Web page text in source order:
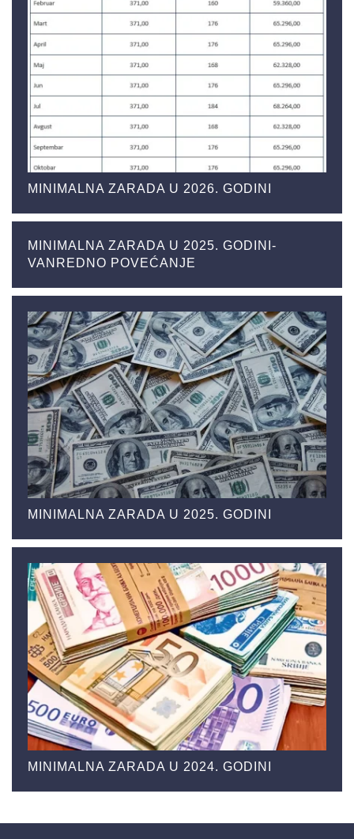
MINIMALNA ZARADA U 2026. GODINI
MINIMALNA ZARADA U 2025. GODINI-
VANREDNO POVEĆANJE
MINIMALNA ZARADA U 2025. GODINI
MINIMALNA ZARADA U 2024. GODINI